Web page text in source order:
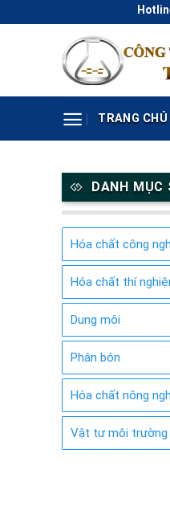
to
Hotline:
TRANG CHỦ
DANH MỤC
Hóa chất công
Hóa chất thí
Dung môi
Phân bón
Hóa chất nông
Vật tư môi trường